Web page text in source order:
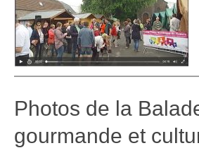
Photos de la
gourmande et